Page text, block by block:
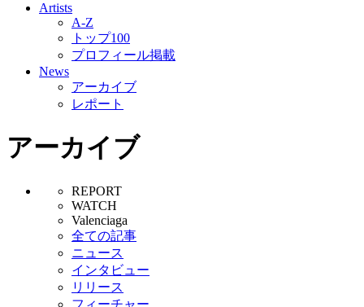
Artists
A-Z
トップ100
プロフィール掲載
News
アーカイブ
レポート
アーカイブ
REPORT
WATCH
Valenciaga
全ての記事
ニュース
インタビュー
リリース
フィーチャー